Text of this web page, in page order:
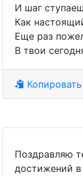
И шаг
Как
Еще раз
В твои
Копировать
Поздравляю
достижений